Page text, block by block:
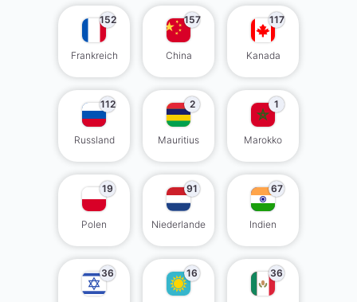
152
Frankreich
157
China
117
Kanada
112
Russland
2
Mauritius
1
Marokko
19
Polen
91
Niederlande
67
Indien
36 16 36